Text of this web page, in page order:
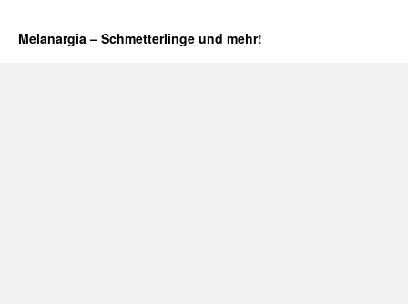
Melanargia – Schmetterlinge und mehr!